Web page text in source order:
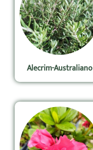
Alecrim-Australiano